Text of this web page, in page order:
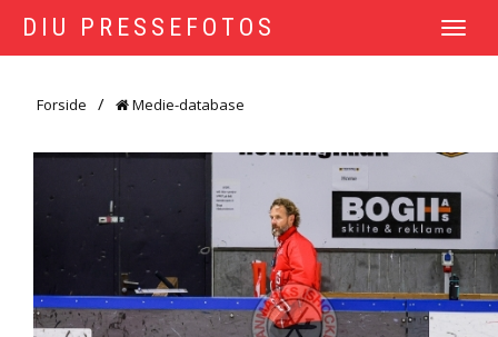
DIU PRESSEFOTOS
TOGGLE
Forside Medie-database